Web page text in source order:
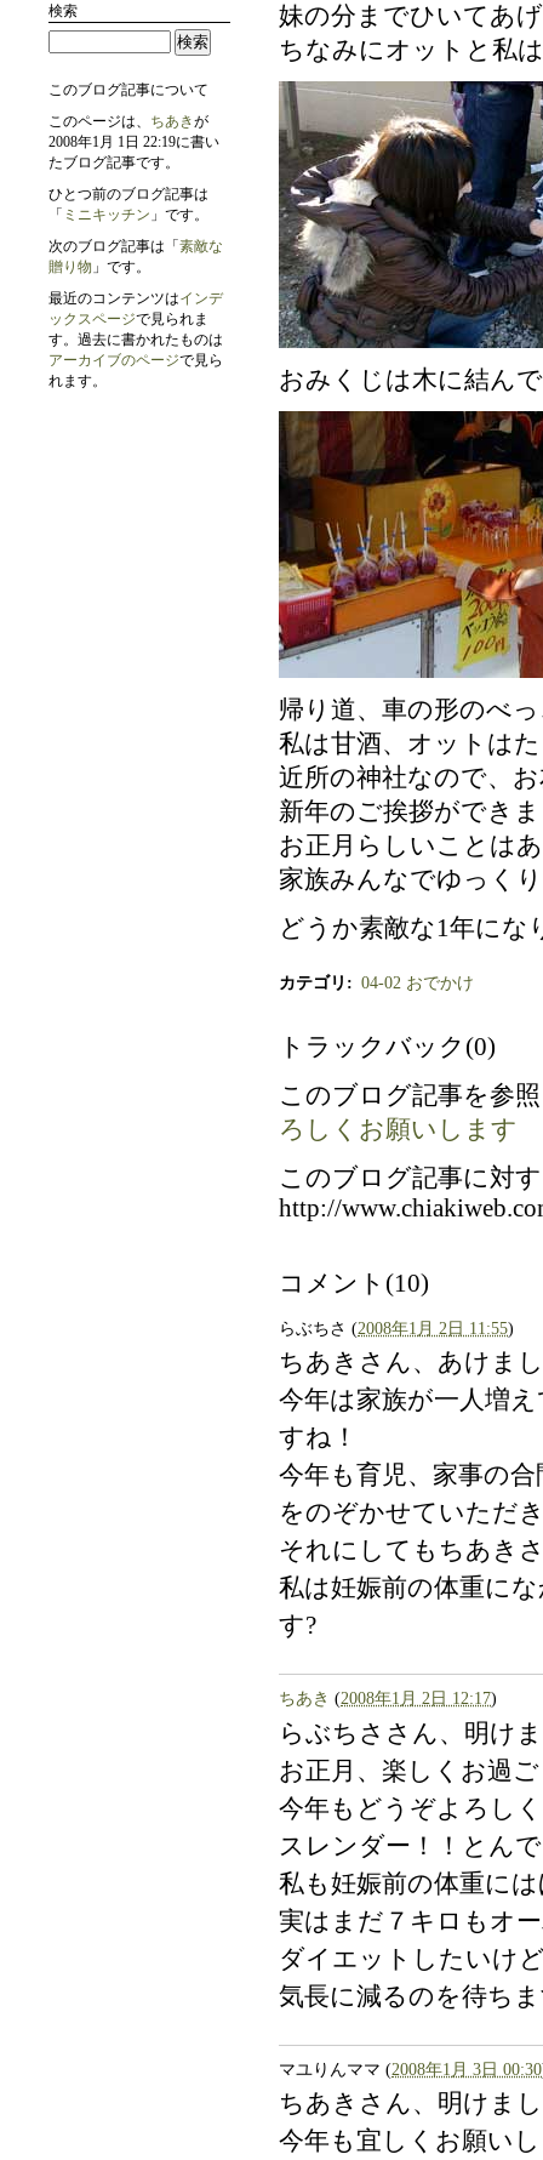
妹の分までひいてあ
ちなみにオットと私
おみくじは木に結ん
帰り道、車の形のべ
私は甘酒、オットは
近所の神社なので、
新年のご挨拶ができ
お正月らしいことは
家族みんなでゆっく
どうか素敵な1年にな
カテゴリ : 04-02 おでかけ
トラックバック(0)
このブログ記事を参
ろしくお願いします
このブログ記事に対
http://
コメント(10)
らぶちさ (2008年1月 2日 11:55)
ちあきさん、あけま
今年は家族が一人増
すね！
今年も育児、家事の
をのぞかせていただ
それにしてもちあき
私は妊娠前の体重に
す?
ちあき (2008年1月 2日 12:17)
らぶちささん、明け
お正月、楽しくお過
今年もどうぞよろし
スレンダー！！とん
私も妊娠前の体重に
実はまだ７キロもオ
ダイエットしたいけ
気長に減るのを待ち
マユりんママ (2008年1月 3日 00:30
ちあきさん、明けま
今年も宜しくお願い
検索
このブログ記事について
このページは、 ちあきが
2008年1月 1日 22:19に書い
たブログ記事です。
ひとつ前のブログ記事は
「 ミニキッチン 」です。
次のブログ記事は「素敵な
贈り物 」です。
最近のコンテンツはインデ
ックスページで見られま
す。過去に書かれたものは
アーカイブのページで見ら
れます。